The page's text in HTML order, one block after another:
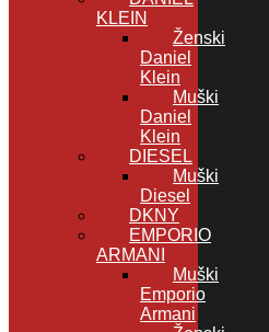
KLEIN
Ženski
Daniel
Klein
Muški
Daniel
Klein
DIESEL
Muški
Diesel
DKNY
EMPORIO
ARMANI
Muški
Emporio
Armani